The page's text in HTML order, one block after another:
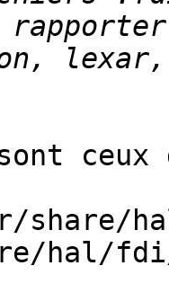
share/
hal/fdi/